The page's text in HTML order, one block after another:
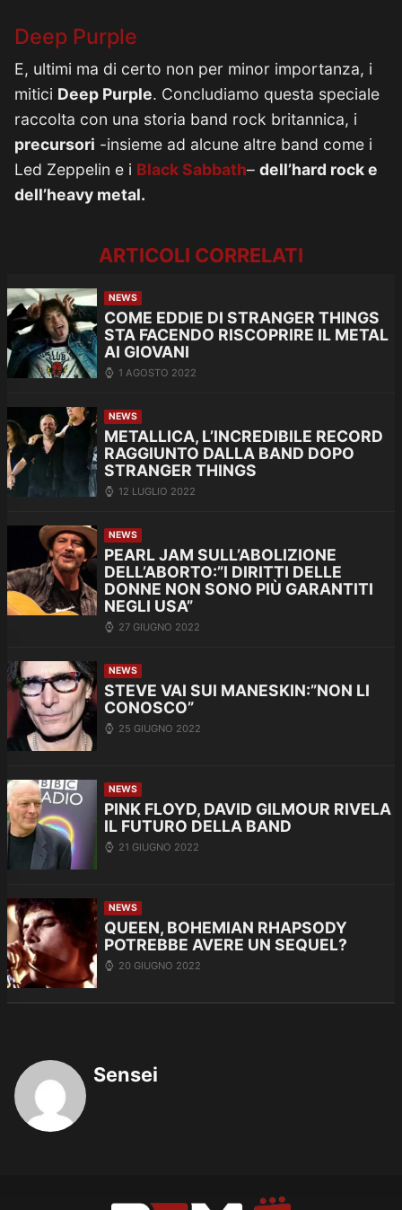
Deep Purple
E, ultimi ma di certo non per minor importanza, i
mitici Deep Purple. Concludiamo questa speciale
raccolta con una storia band rock britannica, i
precursori -insieme ad alcune altre band come i
Led Zeppelin e i Black Sabbath– dell’hard rock e
dell’heavy metal.
ARTICOLI CORRELATI
NEWS
COME EDDIE DI STRANGER THINGS
STA FACENDO RISCOPRIRE IL METAL
AI GIOVANI
1 AGOSTO 2022
NEWS
METALLICA, L’INCREDIBILE RECORD
RAGGIUNTO DALLA BAND DOPO
STRANGER THINGS
12 LUGLIO 2022
NEWS
PEARL JAM SULL’ABOLIZIONE
DELL’ABORTO:”I DIRITTI DELLE
DONNE NON SONO PIÙ GARANTITI
NEGLI USA”
27 GIUGNO 2022
NEWS
STEVE VAI SUI MANESKIN:”NON LI
CONOSCO”
25 GIUGNO 2022
NEWS
PINK FLOYD, DAVID GILMOUR RIVELA
IL FUTURO DELLA BAND
21 GIUGNO 2022
NEWS
QUEEN, BOHEMIAN RHAPSODY
POTREBBE AVERE UN SEQUEL?
20 GIUGNO 2022
Sensei